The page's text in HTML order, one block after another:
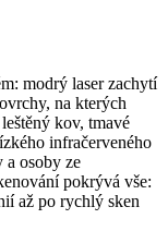
modrý laser zachytí
na kterých
kov, tmavé
infračerveného
a osoby ze
pokrývá vše:
až po rychlý sken